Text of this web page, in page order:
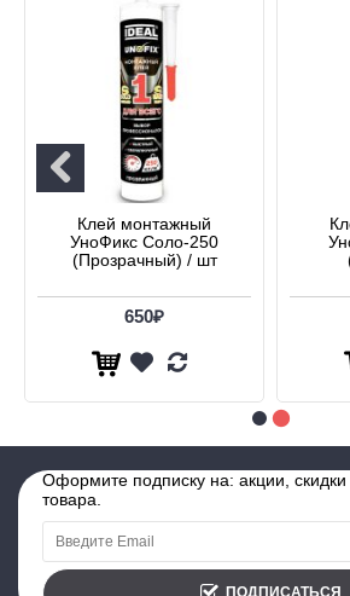
Клей монтажный
УноФикс Соло-250
(Прозрачный) / шт
650₽
Оформите подписку на: акции, скидки
товара.
ПОДПИСАТЬСЯ